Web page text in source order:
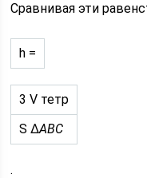
Сравнивая эти
h =
3 V тетр
S ΔABC
.